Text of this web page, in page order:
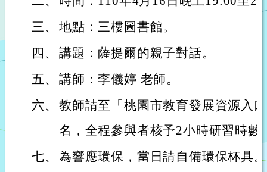
三、 地點：三樓圖書館。
四、 講題：薩提爾的親子對話。
五、 講師：李儀婷 老師。
六、 教師請至「桃園市教育發展資源入
名，全程參與者核予2小時研習時數
七、 為響應環保，當日請自備環保杯具。